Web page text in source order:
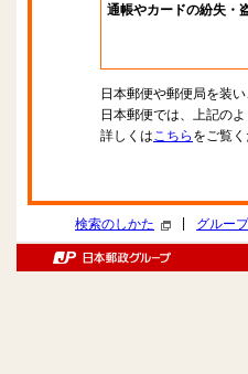
通帳やカードの紛失・
日本郵便や郵便局を装
日本郵便では、上記の
詳しくはこちら をご覧く
検索のしかた グルー